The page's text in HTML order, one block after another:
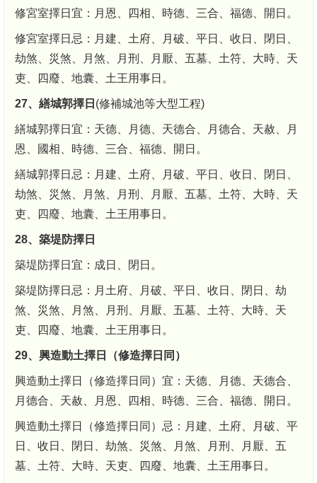
修宮室擇日宜：月恩、四相、時德、三合、福德、開日。
修宮室擇日忌：月建、土府、月破、平日、收日、閉日、
劫煞、災煞、月煞、月刑、月厭、五墓、土符、大時、天
吏、四廢、地囊、土王用事日。
27、繕城郭擇日 (修補城池等大型工程)
繕城郭擇日宜：天德、月德、天德合、月德合、天赦、月
恩、國相、時德、三合、福德、開日。
繕城郭擇日忌：月建、土府、月破、平日、收日、閉日、
劫煞、災煞、月煞、月刑、月厭、五墓、土符、大時、天
吏、四廢、地囊、土王用事日。
28、築堤防擇日
築堤防擇日宜：成日、閉日。
築堤防擇日忌：月土府、月破、平日、收日、閉日、劫
煞、災煞、月煞、月刑、月厭、五墓、土符、大時、天
吏、四廢、地囊、土王用事日。
29、興造動土擇日（修造擇日同）
興造動土擇日（修造擇日同）宜：天德、月德、天德合、
月德合、天赦、月恩、四相、時德、三合、福德、開日。
興造動土擇日（修造擇日同）忌：月建、土府、月破、平
日、收日、閉日、劫煞、災煞、月煞、月刑、月厭、五
墓、土符、大時、天吏、四廢、地囊、土王用事日。